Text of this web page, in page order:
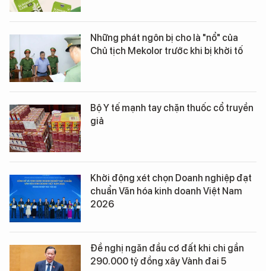
Những phát ngôn bị cho là "nổ" của
Chủ tịch Mekolor trước khi bị khởi tố
Bộ Y tế mạnh tay chặn thuốc cổ truyền
giả
Khởi động xét chọn Doanh nghiệp đạt
chuẩn Văn hóa kinh doanh Việt Nam
2026
Đề nghị ngăn đầu cơ đất khi chi gần
290.000 tỷ đồng xây Vành đai 5